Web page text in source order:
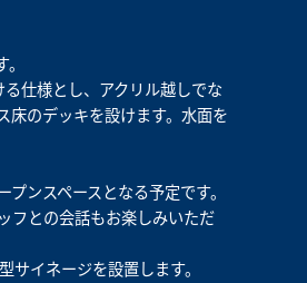
仕様とし、アクリル越しでな
床のデッキを設けます。水面を
ンスペースとなる予定です。
フとの会話もお楽しみいただ
イネージを設置します。